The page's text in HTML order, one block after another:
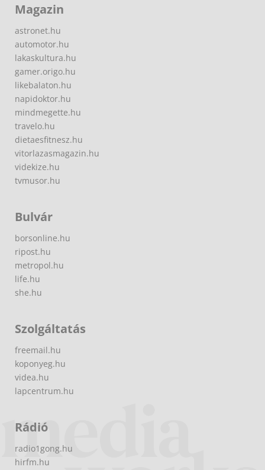
Magazin
astronet.hu
automotor.hu
lakaskultura.hu
gamer.origo.hu
likebalaton.hu
napidoktor.hu
mindmegette.hu
travelo.hu
dietaesfitnesz.hu
vitorlazasmagazin.hu
videkize.hu
tvmusor.hu
Bulvár
borsonline.hu
ripost.hu
metropol.hu
life.hu
she.hu
Szolgáltatás
freemail.hu
koponyeg.hu
videa.hu
lapcentrum.hu
Rádió
radio1gong.hu
hirfm.hu